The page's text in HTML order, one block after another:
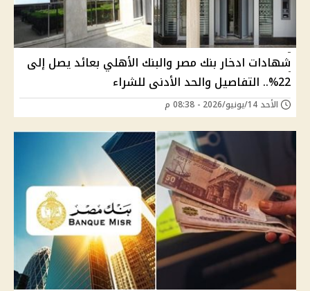
شهادات ادخار بنك مصر والبنك الأهلي بعائد يصل إلى
22%.. التفاصيل والحد الأدنى للشراء
الأحد 14/يونيو/2026 - 08:38 م